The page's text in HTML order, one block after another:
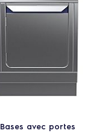
Bases avec portes